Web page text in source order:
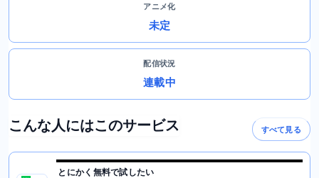
アニメ化
未定
配信状況
連載中
こんな人にはこのサービス すべて見る
とにかく無料で試したい